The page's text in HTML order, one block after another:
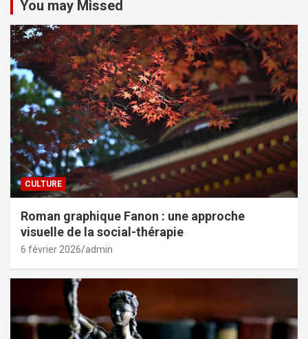
You may Missed
CULTURE
Roman graphique Fanon : une approche
visuelle de la social-thérapie
6 février 2026 admin